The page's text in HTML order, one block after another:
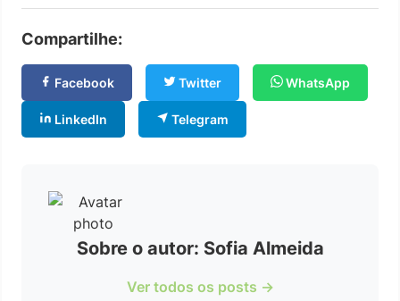
Compartilhe:
Facebook Twitter WhatsApp
LinkedIn Telegram
Sobre o autor: Sofia Almeida
Ver todos os posts →